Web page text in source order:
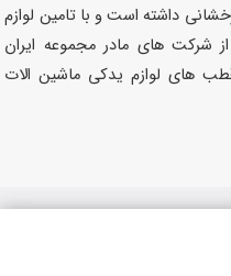
داشته است و با تامین لوازم
شرکت های مادر مجموعه ایران
های لوازم یدکی ماشین الات